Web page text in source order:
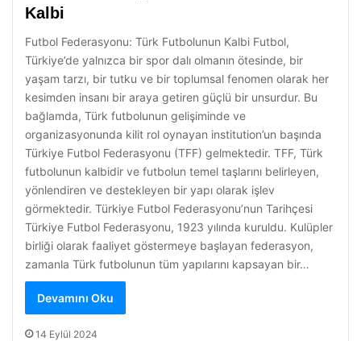
Kalbi
Futbol Federasyonu: Türk Futbolunun Kalbi Futbol,
Türkiye’de yalnızca bir spor dalı olmanın ötesinde, bir
yaşam tarzı, bir tutku ve bir toplumsal fenomen olarak her
kesimden insanı bir araya getiren güçlü bir unsurdur. Bu
bağlamda, Türk futbolunun gelişiminde ve
organizasyonunda kilit rol oynayan institution’un başında
Türkiye Futbol Federasyonu (TFF) gelmektedir. TFF, Türk
futbolunun kalbidir ve futbolun temel taşlarını belirleyen,
yönlendiren ve destekleyen bir yapı olarak işlev
görmektedir. Türkiye Futbol Federasyonu’nun Tarihçesi
Türkiye Futbol Federasyonu, 1923 yılında kuruldu. Kulüpler
birliği olarak faaliyet göstermeye başlayan federasyon,
zamanla Türk futbolunun tüm yapılarını kapsayan bir…
Devamını Oku
14 Eylül 2024